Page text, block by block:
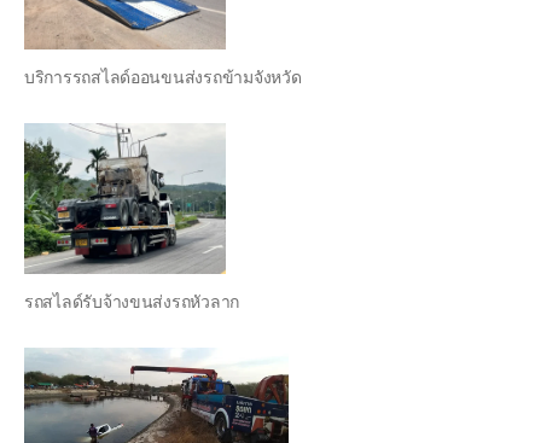
บริการรถสไลด์ออนขนส่งรถข้ามจังหวัด
รถสไลด์รับจ้างขนส่งรถหัวลาก